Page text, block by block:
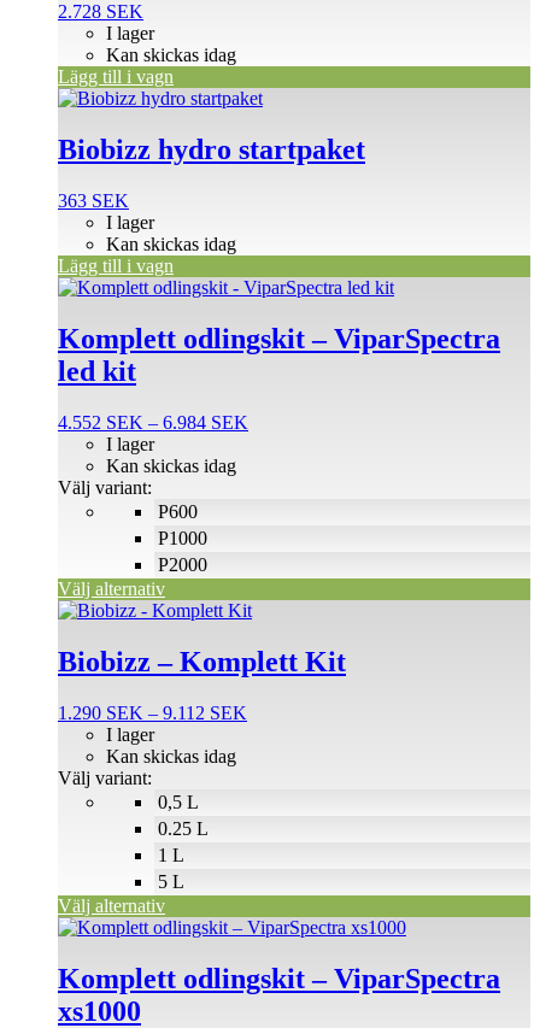
2.728 SEK
I lager
Kan skickas idag
Lägg till i vagn
Biobizz hydro startpaket
363 SEK
I lager
Kan skickas idag
Lägg till i vagn
Komplett odlingskit – ViparSpectra
led kit
4.552 SEK – 6.984 SEK
P600
P1000
P2000
I lager
Kan skickas idag
Välj variant:
Välj alternativ
Den
produkten
har
flera
De
olika
alternativen
kan
väljas
produktsidan
Biobizz – Komplett Kit
1.290 SEK – 9.112 SEK
0,5 L
0.25 L
1 L
5 L
I lager
Kan skickas idag
Välj variant:
Välj alternativ
Den
produkten
har
varianter.
olika
alternativen
Komplett odlingskit – ViparSpectra
xs1000